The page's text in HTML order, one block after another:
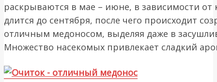
раскрываются в мае – июне, в зависимости от
длится до сентября, после чего происходит
отличным медоносом, выделяя даже в
Множество насекомых привлекает сладкий